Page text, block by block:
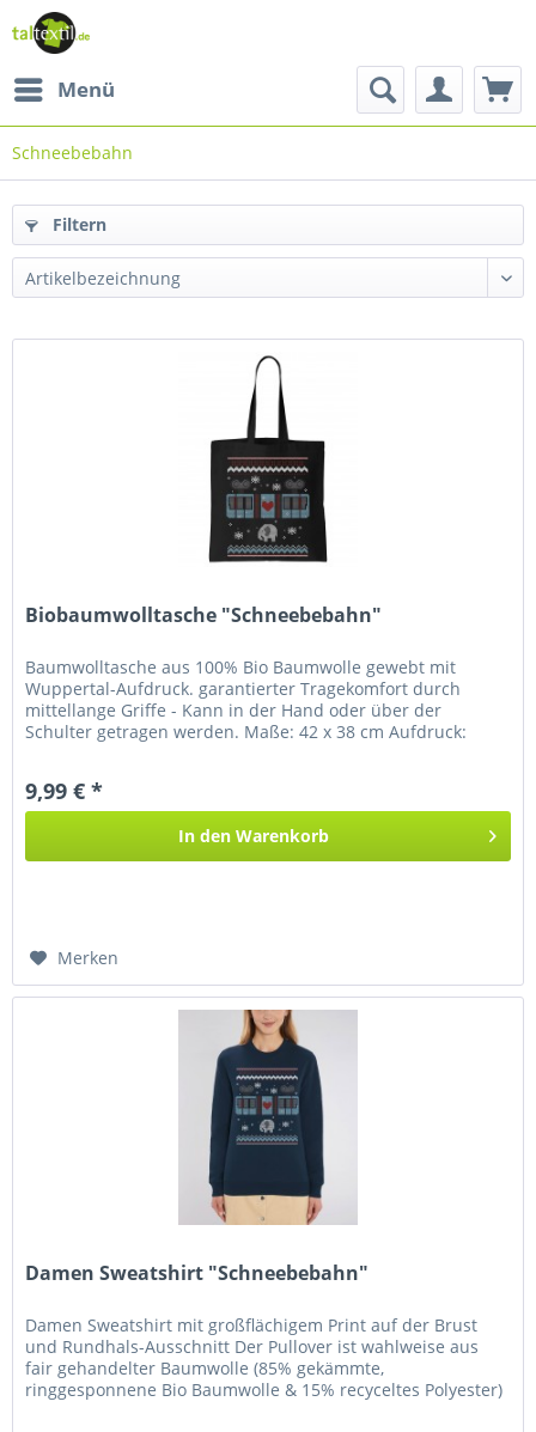
Menü
Schneebebahn
Filtern
Biobaumwolltasche "Schneebebahn"
Baumwolltasche aus 100% Bio Baumwolle gewebt mit
Wuppertal-Aufdruck. garantierter Tragekomfort durch
mittellange Griffe - Kann in der Hand oder über der
Schulter getragen werden. Maße: 42 x 38 cm Aufdruck:
9,99 € *
In den Warenkorb
Merken
Damen Sweatshirt "Schneebebahn"
Damen Sweatshirt mit großflächigem Print auf der Brust
und Rundhals-Ausschnitt Der Pullover ist wahlweise aus
fair gehandelter Baumwolle (85% gekämmte,
ringgesponnene Bio Baumwolle & 15% recyceltes Polyester)